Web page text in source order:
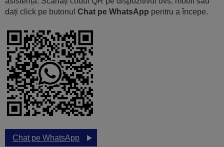
dați click pe butonul Chat pe WhatsApp pentru a începe.
Chat pe WhatsApp